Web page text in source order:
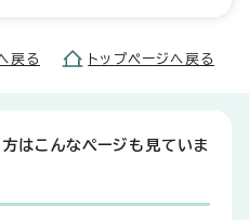
戻る トップページへ戻る
はこんなページも見ていま